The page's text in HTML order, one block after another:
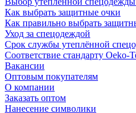
Как выбрать защитные очки
Как правильно выбрать
Уход за спецодеждой
Срок службы утеплённой
Соответствие стандарту Oeko-
Вакансии
Оптовым покупателям
О компании
Заказать оптом
Нанесение символики